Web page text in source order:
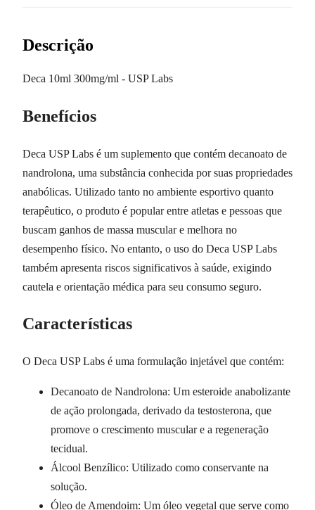
Descrição
Deca 10ml 300mg/ml - USP Labs
Benefícios
Deca USP Labs é um suplemento que contém decanoato de
nandrolona, uma substância conhecida por suas propriedades
anabólicas. Utilizado tanto no ambiente esportivo quanto
terapêutico, o produto é popular entre atletas e pessoas que
buscam ganhos de massa muscular e melhora no
desempenho físico. No entanto, o uso do Deca USP Labs
também apresenta riscos significativos à saúde, exigindo
cautela e orientação médica para seu consumo seguro.
Características
O Deca USP Labs é uma formulação injetável que contém:
Decanoato de Nandrolona: Um esteroide anabolizante
de ação prolongada, derivado da testosterona, que
promove o crescimento muscular e a regeneração
tecidual.
Álcool Benzílico: Utilizado como conservante na
solução.
Óleo de Amendoim: Um óleo vegetal que serve como